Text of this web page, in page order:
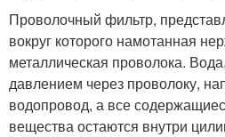
Проволочный фильтр,
вокруг которого намотанная
металлическая проволока.
давлением через проволоку,
водопровод, а все
вещества остаются внутри